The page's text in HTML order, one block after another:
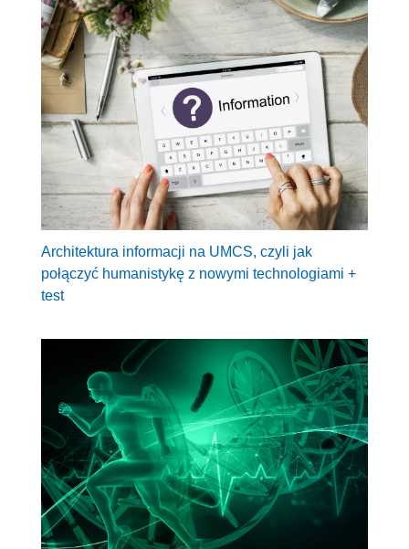
Architektura informacji na UMCS, czyli jak
połączyć humanistykę z nowymi technologiami +
test